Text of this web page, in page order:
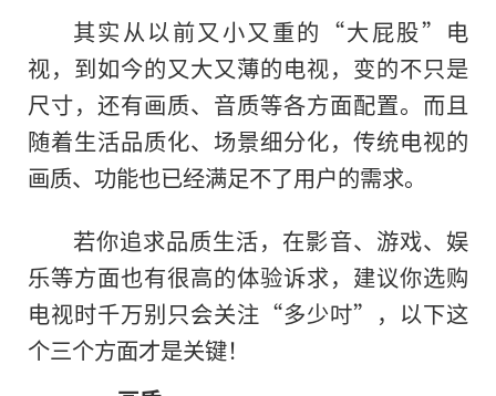
其实从以前又小又重的“大屁股”电
视，到如今的又大又薄的电视，变的不只是
尺寸，还有画质、音质等各方面配置。而且
随着生活品质化、场景细分化，传统电视的
画质、功能也已经满足不了用户的需求。
若你追求品质生活，在影音、游戏、娱
乐等方面也有很高的体验诉求，建议你选购
电视时千万别只会关注“多少吋”，以下这
个三个方面才是关键！